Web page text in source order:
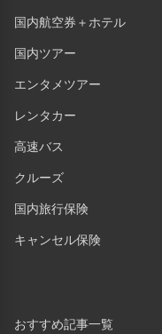
国内航空券＋ホテル
国内ツアー
エンタメツアー
レンタカー
高速バス
クルーズ
国内旅行保険
キャンセル保険
おすすめ記事一覧